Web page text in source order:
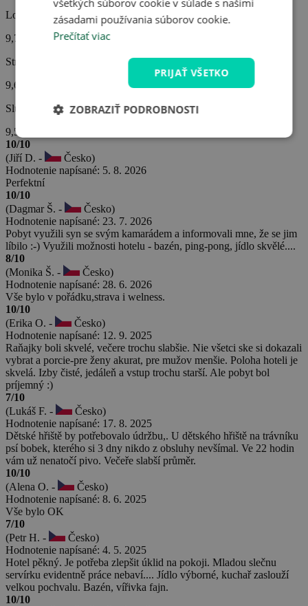
Lokalita hotela
9,7
Strava
9,6
Služby hotela
9,5
10/10
(Jiří D. -
Česko)
Hodnotenie napísané: 5. 8. 2026
Perfektní
10/10
(Dagmar Š. -
Česko)
Hodnotenie napísané: 23. 7. 2026
Pobyt využili syn se svým kamarádem a informovali mne, že se jim
líbilo :-) Využili možnosti hotelu - bazén, ping-pong, jídlo skvělé....
8/10
(Monika Š. -
Česko)
Hodnotenie napísané: 28. 6. 2026
Vše bylo v pořádku,strava i welness.
10/10
(Erika O. -
Česko)
Hodnotenie napísané: 12. 9. 2025
Raňajky boli skvelé, večere trochu slabšie. Nie všetci ske si dokazali
vybrat a porcie-pre ženy akurat, pre mužov menšie. Poloha hoteli je
skvelá. Izby čisté, jedáleň a vstup trochu starší. Ale pobyt bol
príjemný :)
7/10
(Lukáš F. -
Česko)
Hodnotenie napísané: 17. 8. 2025
Dětské hřiště by potřebovalo údržbu,. U dětského hřiště na trávníku
psí bobek, kterého si 3 dny nikdo z obsluhy nevšímal. Ve 22 hodin
vám už nenatočí pivo. Večeře slabší průměr.
10/10
(Alena O. -
Česko)
Hodnotenie napísané: 8. 6. 2025
Vše bylo OK
7/10
(Petr H. -
Česko)
Hodnotenie napísané: 4. 5. 2025
Hotel pěkný. Je potřeba zlepšit úklid na pokoji. Mladou slečnu
servírku evidentně práce nebaví.... Jídlo výborné, kuchař zaslouží
velkou pochvalu. Bazén, vířivka fajn.
10/10
všetkých súborov cookie v súlade s našimi
zásadami používania súborov cookie.
Prečítať viac
PRIJAŤ VŠETKO
ZOBRAZIŤ PODROBNOSTI